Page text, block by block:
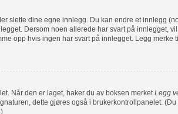
slette dine egne innlegg. Du kan endre et innlegg
Dersom noen allerede har svart på innlegget,
opp hvis ingen har svart på innlegget. Legg merke
Når den er laget, haker du av boksen merket Legg
dette gjøres også i brukerkontrollpanelet.